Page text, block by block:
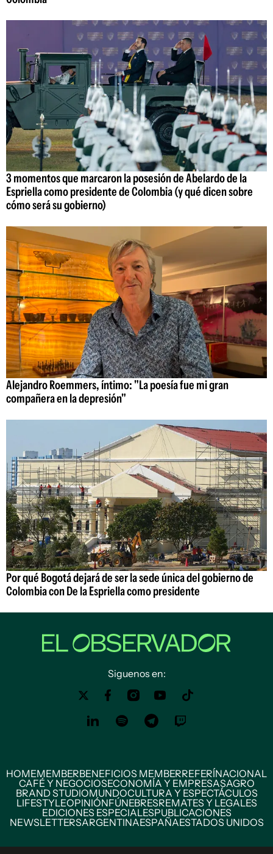
3 momentos que marcaron la posesión de Abelardo de la
Espriella como presidente de Colombia (y qué dicen sobre
cómo será su gobierno)
Alejandro Roemmers, íntimo: "La poesía fue mi gran
compañera en la depresión"
Por qué Bogotá dejará de ser la sede única del gobierno de
Colombia con De la Espriella como presidente
Siguenos en:
HOMEMEMBERBENEFICIOS MEMBERREFERÍNACIONAL
CAFÉ Y NEGOCIOSECONOMÍA Y EMPRESASAGRO
BRAND STUDIOMUNDOCULTURA Y ESPECTÁCULOS
LIFESTYLEOPINIÓNFÚNEBRESREMATES Y LEGALES
EDICIONES ESPECIALESPUBLICACIONES
NEWSLETTERSARGENTINAESPAÑAESTADOS UNIDOS